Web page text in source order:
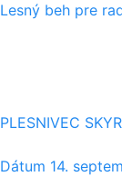
Lesný beh pre
PLESNIVEC
Dátum 14.